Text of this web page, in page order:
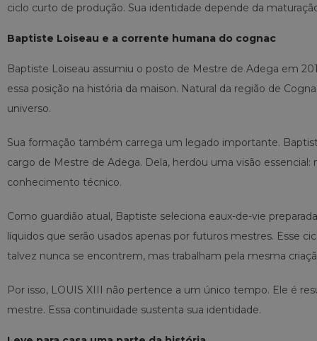
ciclo curto de produção. Sua identidade depende da
Baptiste Loiseau e a corrente humana do cognac
Baptiste Loiseau assumiu o posto de Mestre de Adega em
essa posição na história da maison. Natural da região de
universo.
Sua formação também carrega um legado importante.
cargo de Mestre de Adega. Dela, herdou uma visão
conhecimento técnico.
Como guardião atual, Baptiste seleciona eaux-de-vie
líquidos que serão usados apenas por futuros mestres. Esse
talvez nunca se encontrem, mas trabalham pela mesma
Por isso, LOUIS XIII não pertence a um único tempo. Ele é
mestre. Essa continuidade sustenta sua identidade.